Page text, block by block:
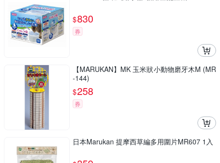
$830
券
【MARUKAN】MK 玉米狀小動物磨牙木M (MR
-144)
$258
券
日本Marukan 提摩西草編多用圍片MR607 1入